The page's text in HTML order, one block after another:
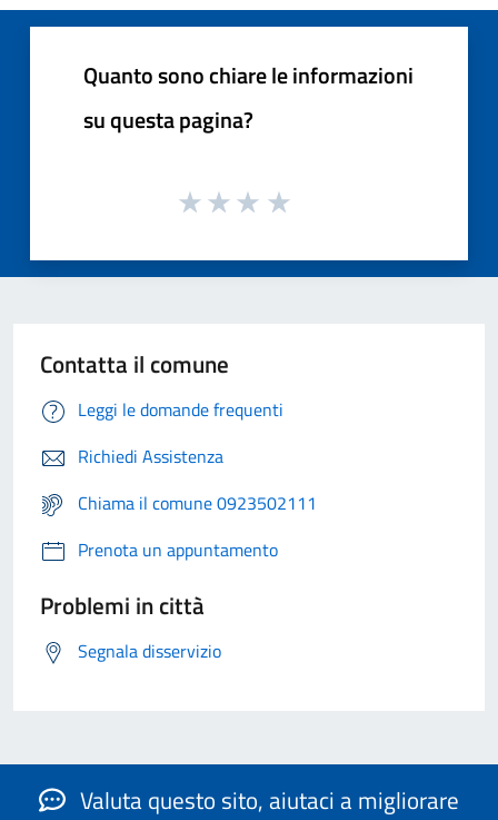
Quanto sono chiare le informazioni
su questa pagina?
Contatta il comune
Leggi le domande frequenti
Richiedi Assistenza
Chiama il comune 0923502111
Prenota un appuntamento
Problemi in città
Segnala disservizio
Valuta questo sito, aiutaci a migliorare